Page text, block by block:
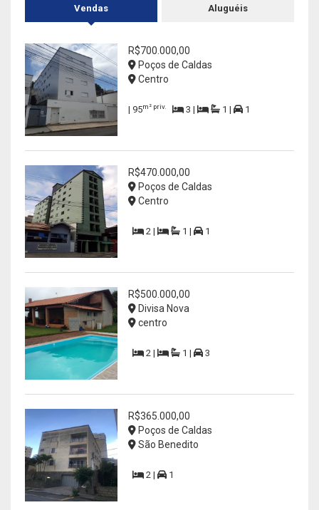
Vendas Aluguéis
R$700.000,00
Poços de Caldas
Centro
| 95m² priv. 3 | 1 | 1
R$470.000,00
Poços de Caldas
Centro
2 | 1 | 1
R$500.000,00
Divisa Nova
centro
2 | 1 | 3
R$365.000,00
Poços de Caldas
São Benedito
2 | 1